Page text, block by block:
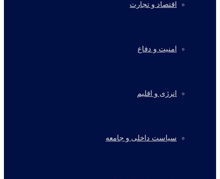
اقتصاد و تجارت
امنیت و دفاع
انرژی و اقلیم
سیاست داخلی و جامعه